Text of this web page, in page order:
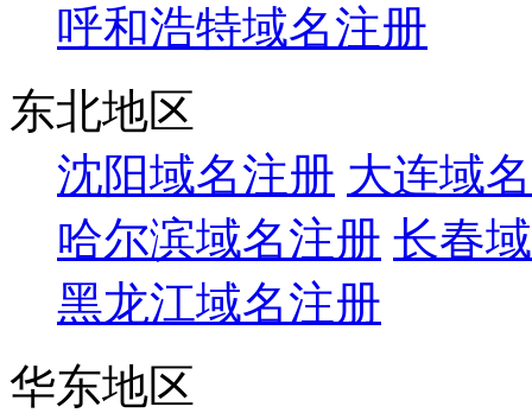
呼和浩特域名注册
东北地区
沈阳域名注册 大连域
哈尔滨域名注册 长春
黑龙江域名注册
华东地区